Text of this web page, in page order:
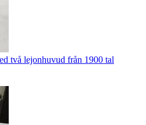
två lejonhuvud från 1900 tal